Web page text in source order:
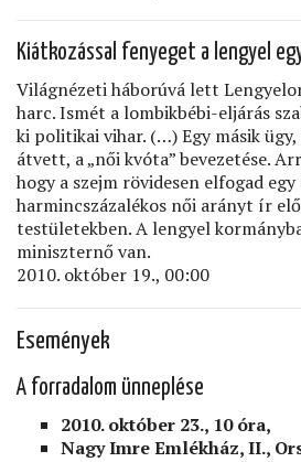
Kiátkozással fenyeget a lengyel
Világnézeti háborúvá lett
harc. Ismét a lombikbébi-eljárás
ki politikai vihar. (…) Egy másik
átvett, a „női kvóta” bevezetése.
hogy a szejm rövidesen elfogad
harmincszázalékos női arányt ír
testületekben. A lengyel
miniszternő van.
2010. október 19., 00:00
Események
A forradalom ünneplése
2010. október 23., 10 óra,
Nagy Imre Emlékház, II.,